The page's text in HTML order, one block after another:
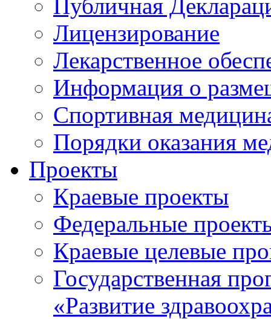
Публичная
Лицензирование
Лекарственное
Информация о
Спортивная
Порядки оказания
Проекты
Краевые проекты
Федеральные
Краевые целевые
Государственная
«Развитие